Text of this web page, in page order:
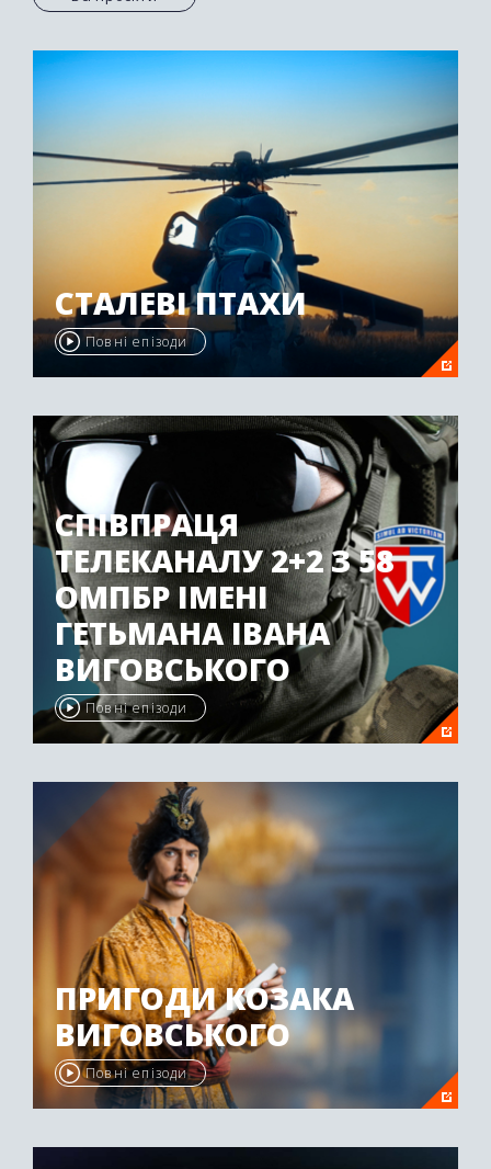
СТАЛЕВІ ПТАХИ
Повні епізоди
СПІВПРАЦЯ
ТЕЛЕКАНАЛУ 2+2 З 58
ОМПБР ІМЕНІ
ГЕТЬМАНА ІВАНА
ВИГОВСЬКОГО
Повні епізоди
ПРИГОДИ КОЗАКА
ВИГОВСЬКОГО
Повні епізоди